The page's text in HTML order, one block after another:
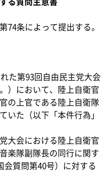
条によって提出する。
た第93回自由民主党大会
）において、陸上自衛官
の上官である陸上自衛隊
いた（以下「本件行為」
大会における陸上自衛官
楽隊副隊長の同行に関す
会質問第40号）に対する